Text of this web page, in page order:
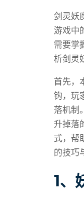
剑灵妖
游戏中
需要掌
析剑灵
首先，
钩，玩
落机制
升掉落
式，帮
的技巧
1、